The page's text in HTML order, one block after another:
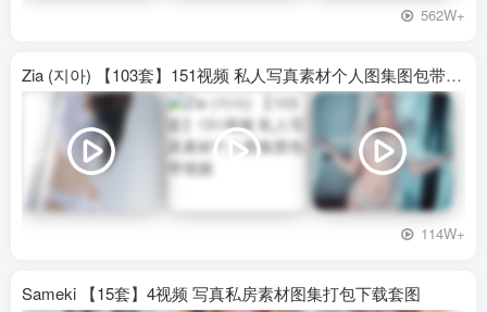
562W+
Zia (지아) 【103套】151视频 私人写真素材个人图集图包带视频
114W+
Sameki 【15套】4视频 写真私房素材图集打包下载套图